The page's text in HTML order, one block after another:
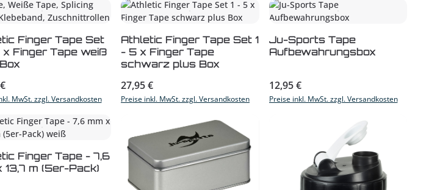
Wert ein oder benutze die Schaltflächen um
Anzahl: Gib den gewünschten Wert ein oder benutze
Finger Tape Set
Finger Tape weiß
Preis:
MwSt. zzgl. Versandkosten
Produkt Anzahl: Gib den gewünschten
Athletic Finger Tape Set 1
- 5 x Finger Tape
schwarz plus Box
Regulärer Preis:
27,95 €
Preise inkl. MwSt. zzgl. Versandkosten
Produkt Anzahl: Gib
Ju-Sports Tape
Aufbewahrungsbox
Regulärer Preis:
12,95 €
Preise inkl. MwSt. zzgl. Versandkosten
Anzahl: Gib den gewünschten Wert ein oder benutze
Finger Tape - 7,6
13,7 m (5er-Pack)